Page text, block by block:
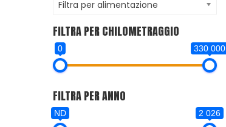
Filtra per alimentazione
FILTRA PER CHILOMETRAGGIO
0 330 000
FILTRA PER ANNO
ND 2 026